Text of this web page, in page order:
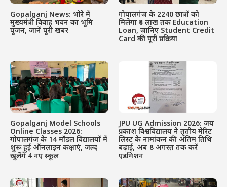
Gopalganj News: भोरे में
मुख्यमंत्री विवाह भवन का भूमि
पूजन, जानें पूरी खबर
गोपालगंज के 2240 छात्रों को
मिलेगा ₹4 लाख तक Education
Loan, जानिए Student Credit
Card की पूरी प्रक्रिया
Gopalganj Model Schools
Online Classes 2026:
गोपालगंज के 14 मॉडल विद्यालयों में
शुरू हुई ऑनलाइन कक्षाएं, जल्द
खुलेंगे 4 नए स्कूल
JPU UG Admission 2026: जय
प्रकाश विश्वविद्यालय ने तृतीय मेरिट
लिस्ट के नामांकन की अंतिम तिथि
बढ़ाई, अब 8 अगस्त तक करें
एडमिशन